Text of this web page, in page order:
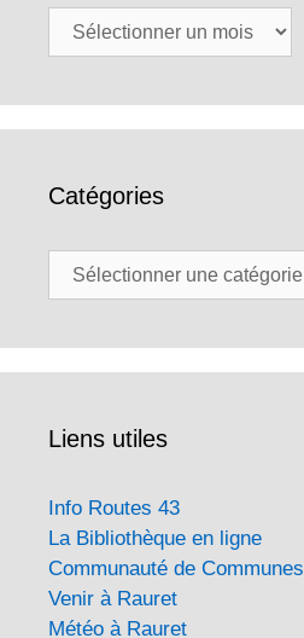
Archives
Catégories
Catégories
Liens utiles
Info Routes 43
La Bibliothèque en ligne
Communauté de Communes
Venir à Rauret
Météo à Rauret